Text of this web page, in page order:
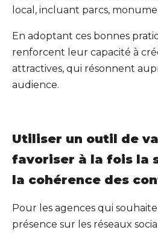
local, incluant parcs,
En adoptant ces bonnes
renforcent leur capacité à
attractives, qui résonnent
audience.
Utiliser un outil de
favoriser à la fois la
la cohérence des
Pour les agences qui
présence sur les réseaux